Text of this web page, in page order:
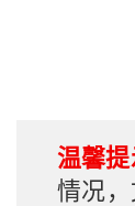
温馨
情况